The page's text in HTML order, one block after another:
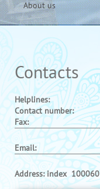
About us
Contacts
Helplines:
Contact number:
Fax:
Email:
Address: index 100060